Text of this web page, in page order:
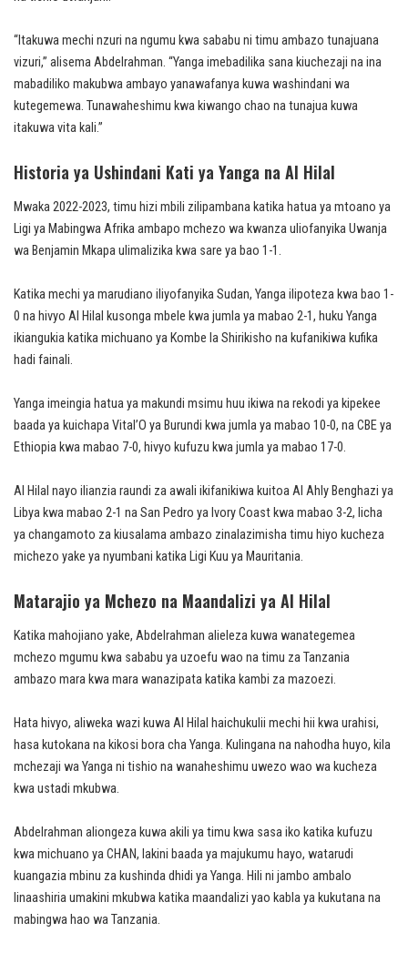
“Itakuwa mechi nzuri na ngumu kwa sababu ni timu ambazo tunajuana
vizuri,” alisema Abdelrahman. “Yanga imebadilika sana kiuchezaji na ina
mabadiliko makubwa ambayo yanawafanya kuwa washindani wa
kutegemewa. Tunawaheshimu kwa kiwango chao na tunajua kuwa
itakuwa vita kali.”
Historia ya Ushindani Kati ya Yanga na Al Hilal
Mwaka 2022-2023, timu hizi mbili zilipambana katika hatua ya mtoano ya
Ligi ya Mabingwa Afrika ambapo mchezo wa kwanza uliofanyika Uwanja
wa Benjamin Mkapa ulimalizika kwa sare ya bao 1-1.
Katika mechi ya marudiano iliyofanyika Sudan, Yanga ilipoteza kwa bao 1-
0 na hivyo Al Hilal kusonga mbele kwa jumla ya mabao 2-1, huku Yanga
ikiangukia katika michuano ya Kombe la Shirikisho na kufanikiwa kufika
hadi fainali.
Yanga imeingia hatua ya makundi msimu huu ikiwa na rekodi ya kipekee
baada ya kuichapa Vital’O ya Burundi kwa jumla ya mabao 10-0, na CBE ya
Ethiopia kwa mabao 7-0, hivyo kufuzu kwa jumla ya mabao 17-0.
Al Hilal nayo ilianzia raundi za awali ikifanikiwa kuitoa Al Ahly Benghazi ya
Libya kwa mabao 2-1 na San Pedro ya Ivory Coast kwa mabao 3-2, licha
ya changamoto za kiusalama ambazo zinalazimisha timu hiyo kucheza
michezo yake ya nyumbani katika Ligi Kuu ya Mauritania.
Matarajio ya Mchezo na Maandalizi ya Al Hilal
Katika mahojiano yake, Abdelrahman alieleza kuwa wanategemea
mchezo mgumu kwa sababu ya uzoefu wao na timu za Tanzania
ambazo mara kwa mara wanazipata katika kambi za mazoezi.
Hata hivyo, aliweka wazi kuwa Al Hilal haichukulii mechi hii kwa urahisi,
hasa kutokana na kikosi bora cha Yanga. Kulingana na nahodha huyo, kila
mchezaji wa Yanga ni tishio na wanaheshimu uwezo wao wa kucheza
kwa ustadi mkubwa.
Abdelrahman aliongeza kuwa akili ya timu kwa sasa iko katika kufuzu
kwa michuano ya CHAN, lakini baada ya majukumu hayo, watarudi
kuangazia mbinu za kushinda dhidi ya Yanga. Hili ni jambo ambalo
linaashiria umakini mkubwa katika maandalizi yao kabla ya kukutana na
mabingwa hao wa Tanzania.